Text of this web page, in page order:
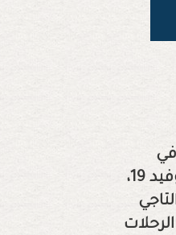
في
المغرب، وتأثير ذلك المحتمل على السير العادي للحملة الوطنية للتلقيح ضد كوفيد 19،